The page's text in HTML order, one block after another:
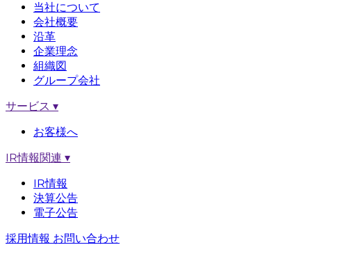
当社について
会社概要
沿革
企業理念
組織図
グループ会社
サービス ▾
お客様へ
IR情報関連 ▾
IR情報
決算公告
電子公告
採用情報 お問い合わせ